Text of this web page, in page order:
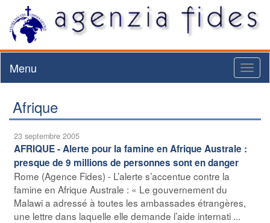
Menu
Afrique
23 septembre 2005
AFRIQUE - Alerte pour la famine en Afrique Australe :
presque de 9 millions de personnes sont en danger
Rome (Agence Fides) - L’alerte s’accentue contre la
famine en Afrique Australe : « Le gouvernement du
Malawi a adressé à toutes les ambassades étrangères,
une lettre dans laquelle elle demande l’aide internati ...